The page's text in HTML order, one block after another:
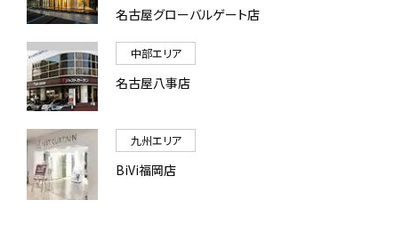
名古屋グローバルゲート店
中部エリア
名古屋八事店
九州エリア
BiVi福岡店